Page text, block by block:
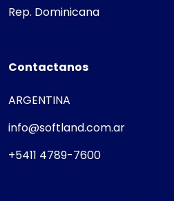
Rep. Dominicana
Contactanos
ARGENTINA
info@softland.com.ar
+5411 4789-7600